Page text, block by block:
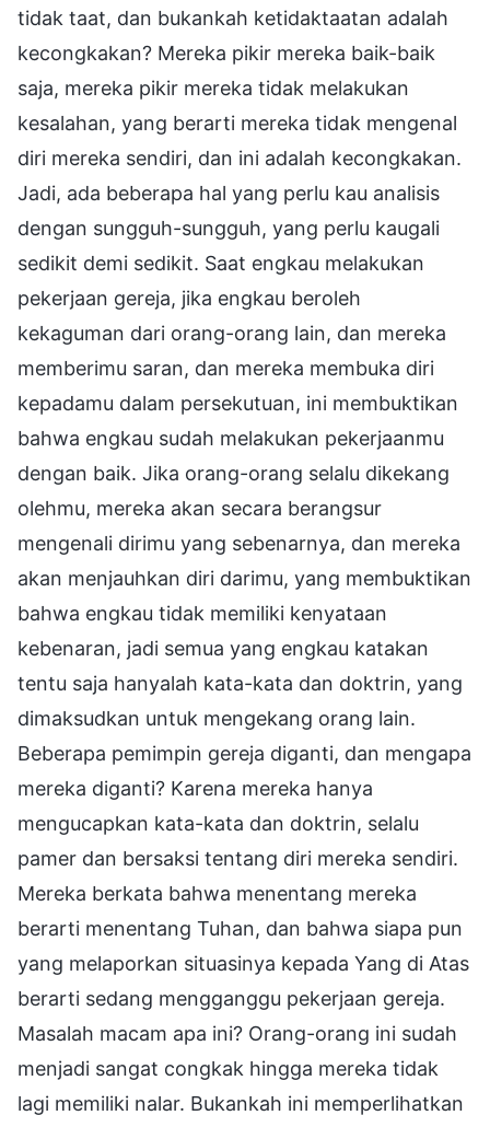
tidak taat, dan bukankah ketidaktaatan adalah
kecongkakan? Mereka pikir mereka baik-baik
saja, mereka pikir mereka tidak melakukan
kesalahan, yang berarti mereka tidak mengenal
diri mereka sendiri, dan ini adalah kecongkakan.
Jadi, ada beberapa hal yang perlu kau analisis
dengan sungguh-sungguh, yang perlu kaugali
sedikit demi sedikit. Saat engkau melakukan
pekerjaan gereja, jika engkau beroleh
kekaguman dari orang-orang lain, dan mereka
memberimu saran, dan mereka membuka diri
kepadamu dalam persekutuan, ini membuktikan
bahwa engkau sudah melakukan pekerjaanmu
dengan baik. Jika orang-orang selalu dikekang
olehmu, mereka akan secara berangsur
mengenali dirimu yang sebenarnya, dan mereka
akan menjauhkan diri darimu, yang membuktikan
bahwa engkau tidak memiliki kenyataan
kebenaran, jadi semua yang engkau katakan
tentu saja hanyalah kata-kata dan doktrin, yang
dimaksudkan untuk mengekang orang lain.
Beberapa pemimpin gereja diganti, dan mengapa
mereka diganti? Karena mereka hanya
mengucapkan kata-kata dan doktrin, selalu
pamer dan bersaksi tentang diri mereka sendiri.
Mereka berkata bahwa menentang mereka
berarti menentang Tuhan, dan bahwa siapa pun
yang melaporkan situasinya kepada Yang di Atas
berarti sedang mengganggu pekerjaan gereja.
Masalah macam apa ini? Orang-orang ini sudah
menjadi sangat congkak hingga mereka tidak
lagi memiliki nalar. Bukankah ini memperlihatkan